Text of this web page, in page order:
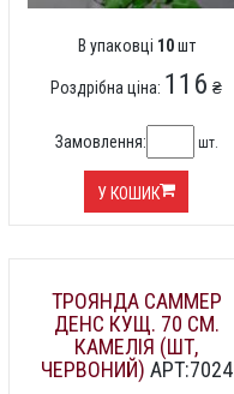
В упаковці 10шт
Роздрібна ціна: 116 ₴
Замовлення: шт.
У КОШИК
ТРОЯНДА САММЕР
ДЕНС КУЩ. 70 СМ.
КАМЕЛІЯ (ШТ,
ЧЕРВОНИЙ) АРТ:7024